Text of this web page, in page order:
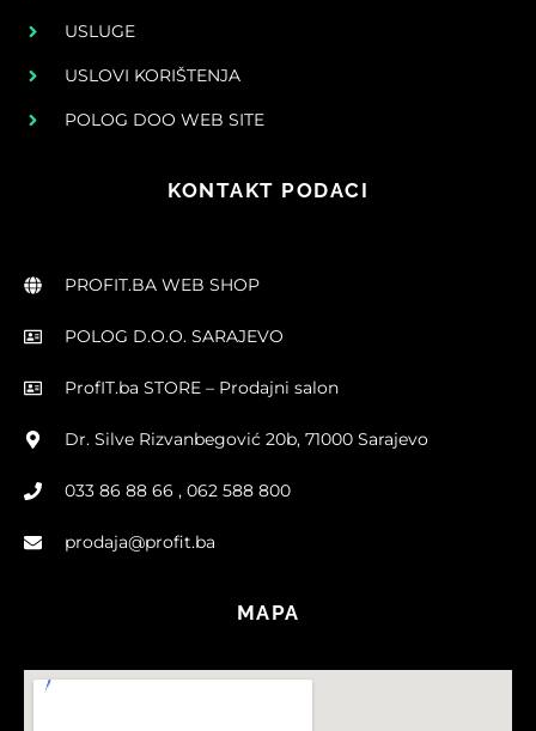
USLUGE
USLOVI KORIŠTENJA
POLOG DOO WEB SITE
KONTAKT PODACI
PROFIT.BA WEB SHOP
POLOG D.O.O. SARAJEVO
ProfIT.ba STORE – Prodajni salon
Dr. Silve Rizvanbegović 20b, 71000 Sarajevo
033 86 88 66 , 062 588 800
prodaja@profit.ba
MAPA